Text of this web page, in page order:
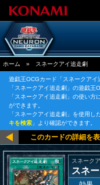
ホーム » スネークアイ追走劇
遊戯王OCGカード「スネークアイ
「スネークアイ追走劇」の遊戯王
「スネークアイ追走劇」の使い方
ができます。
「スネークアイ追走劇」を使用し
キを検索 」より確認ができます。
スネーク
スネ